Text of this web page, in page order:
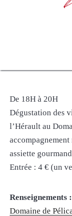
De 18H à 20H
Dégustation des
l’Hérault au
assiette
Entrée : 4 € (un
Renseignements :
Domaine de